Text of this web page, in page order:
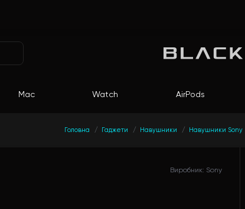
Mac Watch AirPods
Головна Гаджети Навушники Навушники Sony
Виробник: Sony